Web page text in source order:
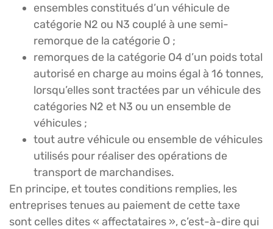
ensembles constitués d’un véhicule de
catégorie N2 ou N3 couplé à une semi-
remorque de la catégorie O ;
remorques de la catégorie O4 d’un poids total
autorisé en charge au moins égal à 16 tonnes,
lorsqu’elles sont tractées par un véhicule des
catégories N2 et N3 ou un ensemble de
véhicules ;
tout autre véhicule ou ensemble de véhicules
utilisés pour réaliser des opérations de
transport de marchandises.
En principe, et toutes conditions remplies, les
entreprises tenues au paiement de cette taxe
sont celles dites « affectataires », c’est-à-dire qui